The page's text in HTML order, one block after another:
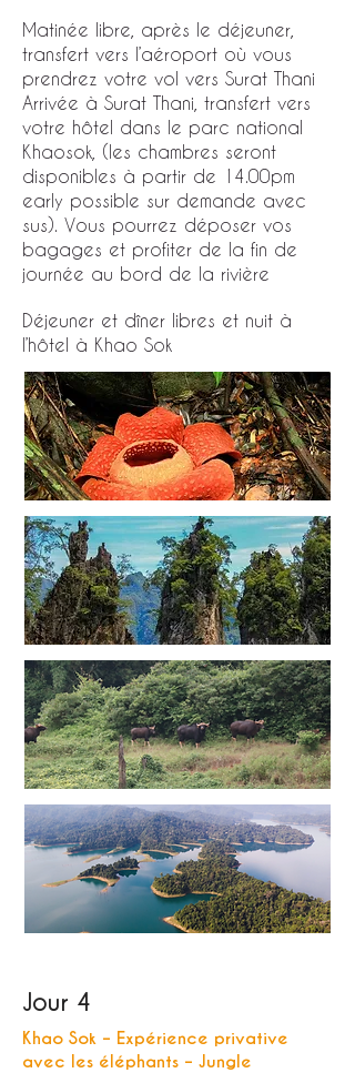
Matinée libre, après le déjeuner,
transfert vers l’aéroport où vous
prendrez votre vol vers Surat Thani
Arrivée à Surat Thani, transfert vers
votre hôtel dans le parc national
Khaosok, (les chambres seront
disponibles à partir de 14.00pm
early possible sur demande avec
sus). Vous pourrez déposer vos
bagages et profiter de la fin de
journée au bord de la rivière
Déjeuner et dîner libres et nuit à
l’hôtel à Khao Sok
Jour 4
Khao Sok – Expérience privative
avec les éléphants – Jungle